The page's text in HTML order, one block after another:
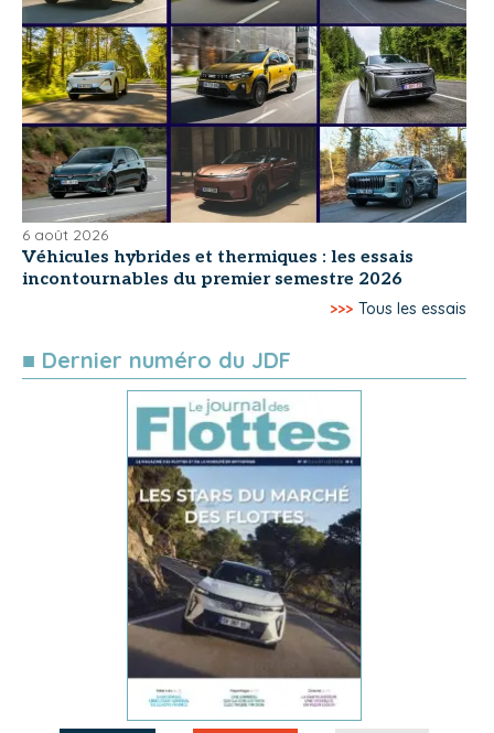
6 août 2026
Véhicules hybrides et thermiques : les essais
incontournables du premier semestre 2026
>>> Tous les essais
■ Dernier numéro du JDF